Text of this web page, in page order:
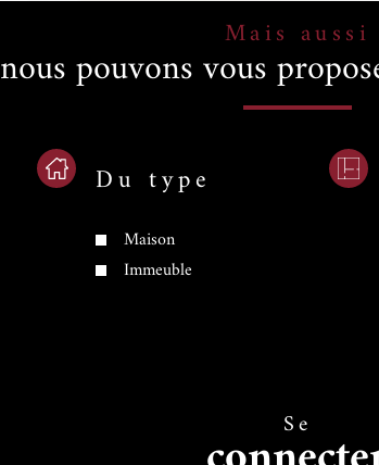
Mais aussi
nous pouvons vous
Du type
Maison
Immeuble
Se